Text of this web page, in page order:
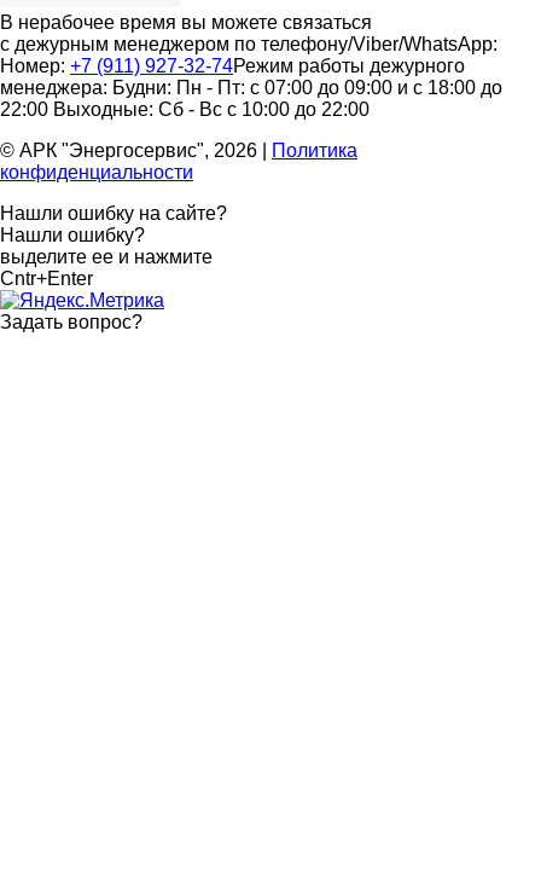
В нерабочее время вы можете связаться
с дежурным менеджером по телефону/Viber/WhatsApp:
Номер: +7 (911) 927-32-74Режим работы дежурного
менеджера: Будни: Пн - Пт: с 07:00 до 09:00 и с 18:00 до
22:00 Выходные: Сб - Вс с 10:00 до 22:00
© АРК "Энергосервис", 2026
Политика
конфиденциальности
Нашли ошибку на сайте?
Нашли ошибку?
выделите ее и нажмите
Cntr+Enter
Задать вопрос?